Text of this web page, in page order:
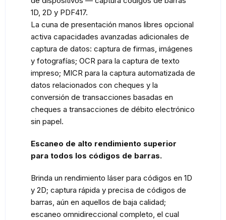
1D, 2D y PDF417.
La cuna de presentación manos libres opcional
activa capacidades avanzadas adicionales de
captura de datos: captura de firmas, imágenes
y fotografías; OCR para la captura de texto
impreso; MICR para la captura automatizada de
datos relacionados con cheques y la
conversión de transacciones basadas en
cheques a transacciones de débito electrónico
sin papel.
Escaneo de alto rendimiento superior
para todos los códigos de barras.
Brinda un rendimiento láser para códigos en 1D
y 2D; captura rápida y precisa de códigos de
barras, aún en aquellos de baja calidad;
escaneo omnidireccional completo, el cual